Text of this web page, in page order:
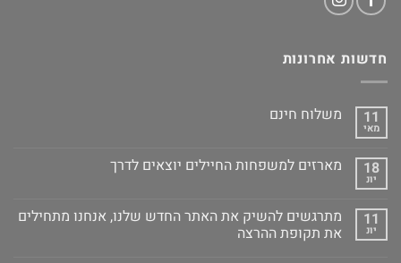
חדשות אחרונות
11
מאי
משלוח חינם
18
יונ
מארזים למשפחות החיילים יוצאים לדרך
11
יונ
מתרגשים להשיק את האתר החדש שלנו, אנחנו מתחילים
את תקופת ההרצה